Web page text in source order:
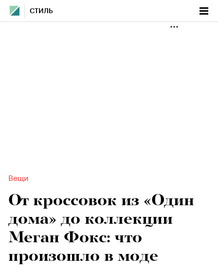
СТИЛЬ
Вещи
От кроссовок из «Один
дома» до коллекции
Меган Фокс: что
произошло в моде